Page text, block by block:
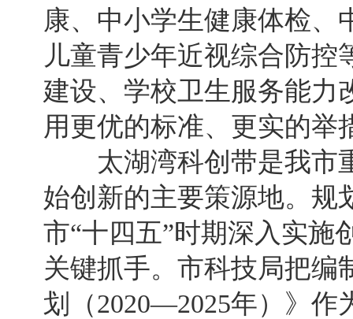
康、中小学生健康体检、
儿童青少年近视综合防
建设、学校卫生服务能力
用更优的标准、更实的举
太湖湾科创带是我市
始创新的主要策源地。规
市“十四五”时期深入实施
关键抓手。市科技局把编
划（2020—2025年）》作